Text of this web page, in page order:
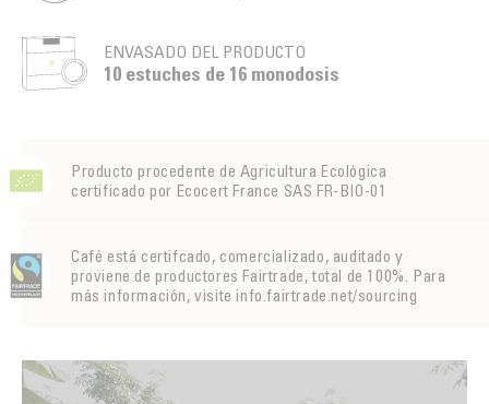
ENVASADO DEL PRODUCTO
10 estuches de 16 monodosis
Producto procedente de Agricultura Ecológica
certificado por Ecocert France SAS FR-BIO-01
Café está certifcado, comercializado, auditado y
proviene de productores Fairtrade, total de 100%. Para
más información, visite info.fairtrade.net/sourcing